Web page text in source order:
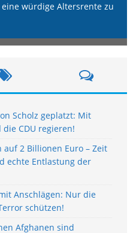
würdige Altersrente zu
Scholz geplatzt: Mit
CDU regieren!
2 Billionen Euro – Zeit
echte Entlastung der
Anschlägen: Nur die
schützen!
Afghanen sind